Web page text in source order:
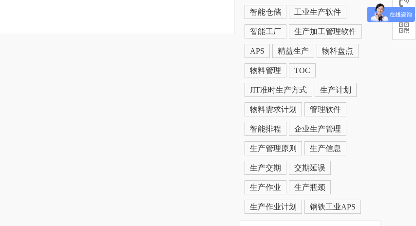
智能仓储 工业生产软件
智能工厂 生产加工管理软件
APS 精益生产 物料盘点
物料管理 TOC
JIT准时生产方式 生产计划
物料需求计划 管理软件
智能排程 企业生产管理
生产管理原则 生产信息
生产交期 交期延误
生产作业 生产瓶颈
生产作业计划 钢铁工业APS